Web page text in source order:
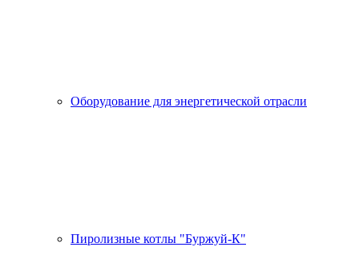
Оборудование для энергетической отрасли
Пиролизные котлы "Буржуй-К"